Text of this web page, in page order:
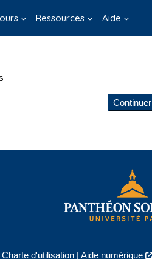
Ressources Aide
Continuer
Charte d'utilisation| Aide numérique